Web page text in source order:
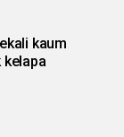
kaum
kelapa